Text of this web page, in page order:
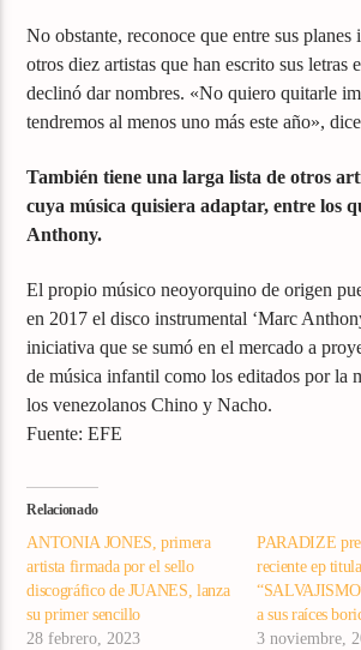
No obstante, reconoce que entre sus planes
otros diez artistas que han escrito sus letras
declinó dar nombres. «No quiero quitarle
tendremos al menos uno más este año»,
También tiene una larga lista de otros
cuya música quisiera adaptar, entre los
Anthony.
El propio músico neoyorquino de origen
en 2017 el disco instrumental ‘Marc
iniciativa que se sumó en el mercado a
de música infantil como los editados por la
los venezolanos Chino y Nacho.
Fuente: EFE
Relacionado
ANTONIA JONES, primera
artista firmada por el sello
discográfico de JUANES, lanza
su primer sencillo
28 febrero, 2023
PARADIZE
reciente ep
a sus raíces
3 noviembre,